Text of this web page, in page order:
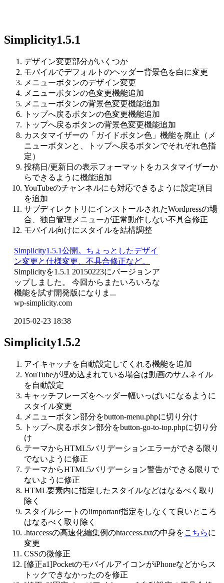
Simplicity1.5.1
デザイン変更部分がいくつか
モバイルでデフォルトのヘッダー背景色を白に変更
メニューボタンのデザイン変更
メニューボタンの色変更機能追加
メニューボタンの背景色変更機能追加
トップへ戻るボタンの色変更機能追加
トップへ戻るボタンの背景色変更機能追加
カスタマイザーの「ガイドボタン色」機能を廃止（メ
ニューボタンと、トップへ戻るボタンでそれぞれ色指
定）
投稿日/更新日の表示フォーマットをカスタマイザーか
らできるように機能追加
YouTubeのチャンネルにも対応できるように設定項目
を追加
サブディレクトリにインストールされたWordpressの場
合、独自管理メニューが正常動作しない不具合修正
モバイル向けにスタイルを結構調整
Simplicity1.5.1公開。ちょっとしたデザイ
ン変更と仕様変更、不具合修正など。
Simplicityを1.5.1 20150223にバージョンア
ップしました。 今回からまたいろいろな
機能を試す開発版になりま...
wp-simplicity.com
2015-02-23 18:38
Simplicity1.5.2
アイキャッチを自動設定してくれる機能を追加
YouTubeが埋め込まれている場合は動画のサムネイル
を自動設定
キャッチフレーズをヘッダー幅いっぱいになるように
スタイル変更
メニューボタン部分をbutton-menu.phpに切り分け
トップへ戻るボタン部分をbutton-go-to-top.phpに切り分
け
テーマからHTML5バリデーションエラーができる限り
でないように修正
テーマからHTML5バリデーション警告ができる限りで
ないように修正
HTML要素内に指定したスタイルなどはなるべく取り
除く
スタイルシートの!important指定をしなくて良いところ
はなるべく取り除く
.htaccessの高速化編集例のhtaccess.txtの中身をこちらに
変更
CSSの微修正
[修正a1]PocketのモバイルアイコンがiPhoneなどからス
トックできなかったのを修正